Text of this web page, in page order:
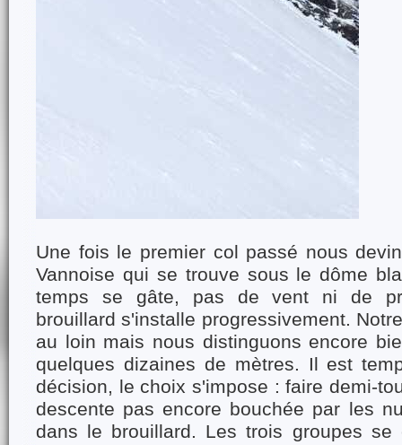
Une fois le premier col passé nous
Vannoise qui se trouve sous le dôme
temps se gâte, pas de vent ni de
brouillard s'installe progressivement.
au loin mais nous distinguons encore
quelques dizaines de mètres. Il est
décision, le choix s'impose : faire demi-
descente pas encore bouchée par les
dans le brouillard. Les trois groupes se